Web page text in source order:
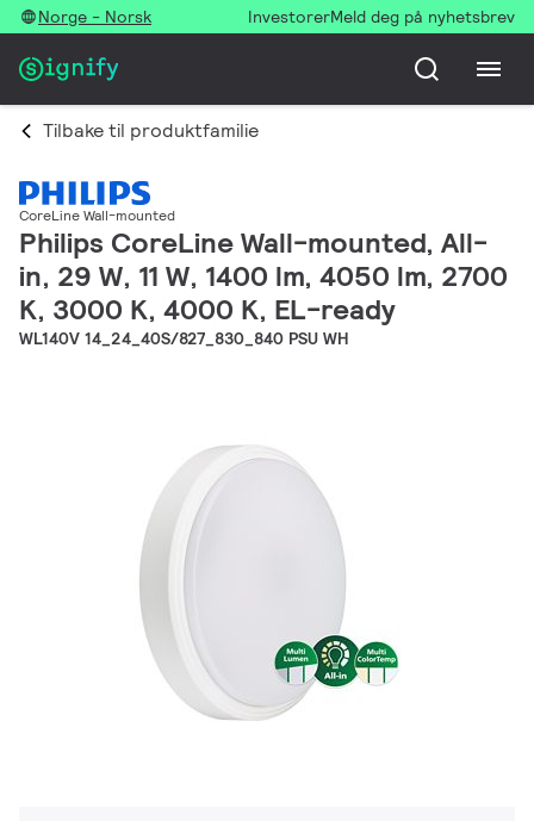
Norge - Norsk InvestorerMeld deg på nyhetsbrev
Tilbake til produktfamilie
CoreLine Wall-mounted
Philips CoreLine Wall-mounted, All-
in, 29 W, 11 W, 1400 lm, 4050 lm, 2700
K, 3000 K, 4000 K, EL-ready
WL140V 14_24_40S/827_830_840 PSU WH